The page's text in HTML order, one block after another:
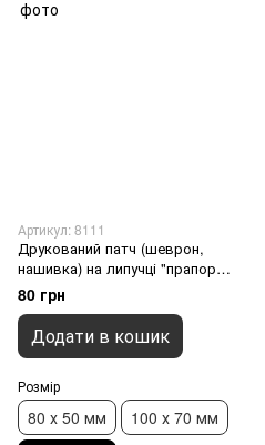
Артикул: 8111
Друкований патч (шеврон,
нашивка) на липучці "прапор
України", 70 х 40 мм
80 грн
Додати в кошик
Розмір
80 х 50 мм
100 х 70 мм